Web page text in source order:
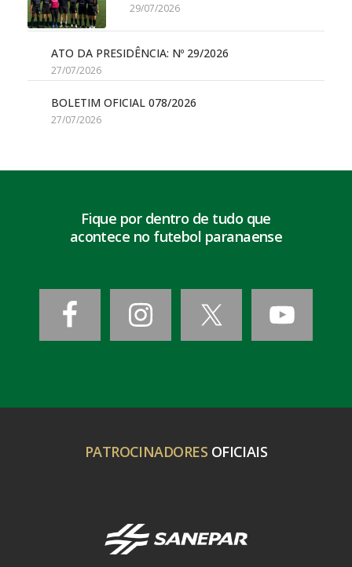
29/07/2026
ATO DA PRESIDÊNCIA: Nº 29/2026
27/07/2026
BOLETIM OFICIAL 078/2026
27/07/2026
Fique por dentro de tudo que
acontece no futebol paranaense
PATROCINADORES OFICIAIS